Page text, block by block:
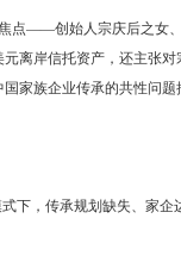
点——创始人宗庆后之女
离岸信托资产，还主张
家族企业传承的共性问
下，传承规划缺失、家企